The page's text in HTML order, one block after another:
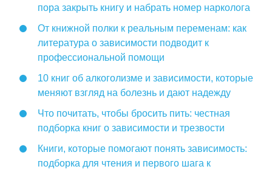
пора закрыть книгу и набрать номер нарколога
От книжной полки к реальным переменам: как
литература о зависимости подводит к
профессиональной помощи
10 книг об алкоголизме и зависимости, которые
меняют взгляд на болезнь и дают надежду
Что почитать, чтобы бросить пить: честная
подборка книг о зависимости и трезвости
Книги, которые помогают понять зависимость:
подборка для чтения и первого шага к